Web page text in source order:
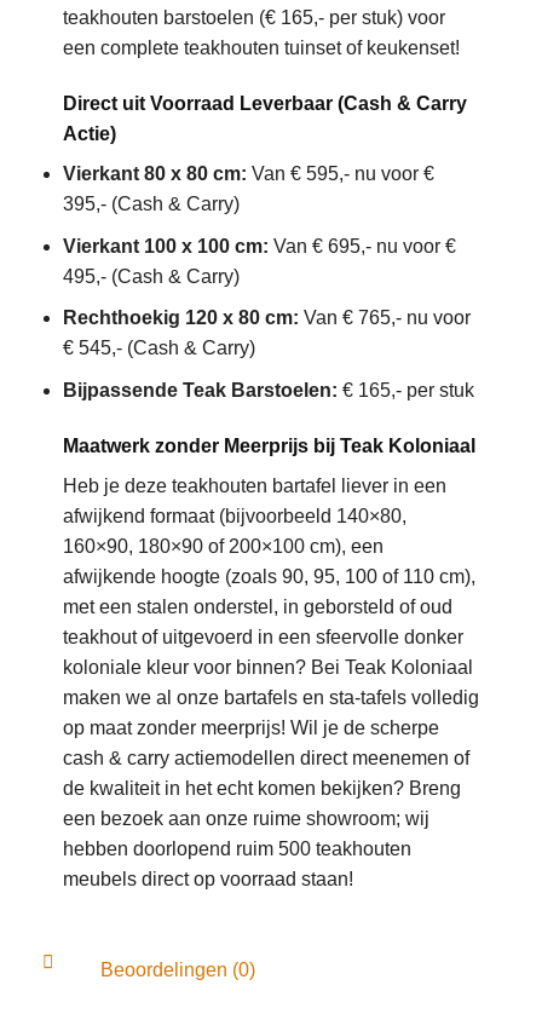
teakhouten barstoelen (€ 165,- per stuk) voor
een complete teakhouten tuinset of keukenset!
Direct uit Voorraad Leverbaar (Cash & Carry
Actie)
Vierkant 80 x 80 cm: Van € 595,- nu voor €
395,- (Cash & Carry)
Vierkant 100 x 100 cm: Van € 695,- nu voor €
495,- (Cash & Carry)
Rechthoekig 120 x 80 cm: Van € 765,- nu voor
€ 545,- (Cash & Carry)
Bijpassende Teak Barstoelen: € 165,- per stuk
Maatwerk zonder Meerprijs bij Teak Koloniaal
Heb je deze teakhouten bartafel liever in een
afwijkend formaat (bijvoorbeeld 140×80,
160×90, 180×90 of 200×100 cm), een
afwijkende hoogte (zoals 90, 95, 100 of 110 cm),
met een stalen onderstel, in geborsteld of oud
teakhout of uitgevoerd in een sfeervolle donker
koloniale kleur voor binnen? Bei Teak Koloniaal
maken we al onze bartafels en sta-tafels volledig
op maat zonder meerprijs! Wil je de scherpe
cash & carry actiemodellen direct meenemen of
de kwaliteit in het echt komen bekijken? Breng
een bezoek aan onze ruime showroom; wij
hebben doorlopend ruim 500 teakhouten
meubels direct op voorraad staan!
Beoordelingen (0)